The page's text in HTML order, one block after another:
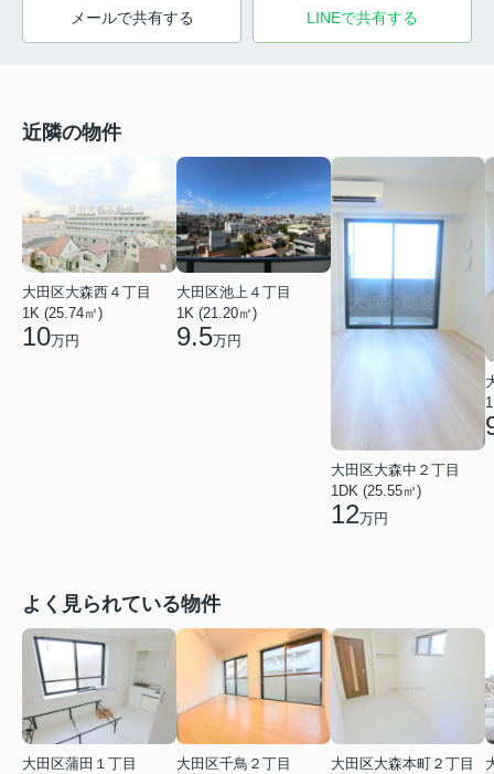
メールで共有する LINEで共有する
近隣の物件
大田区大森西４丁目
1K (25.74㎡)
10万円
大田区池上４丁目
1K (21.20㎡)
9.5万円
大田区大森中２丁目
1DK (25.55㎡)
12万円
よく見られている物件
大田区蒲田１丁目
大田区千鳥２丁目
大田区大森本町２丁目